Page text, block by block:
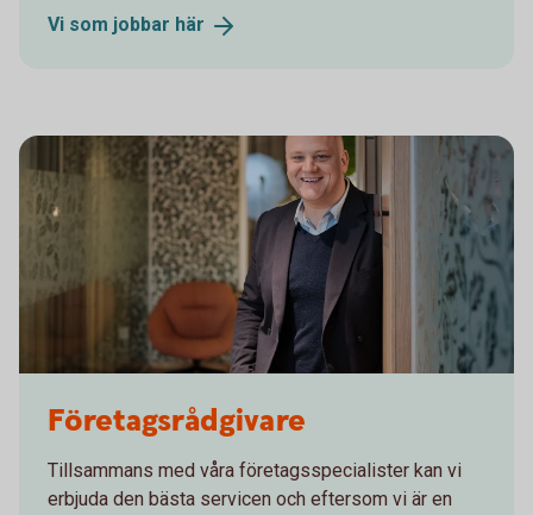
Vi som jobbar här
Företagsrådgivare
Tillsammans med våra företagsspecialister kan vi
erbjuda den bästa servicen och eftersom vi är en